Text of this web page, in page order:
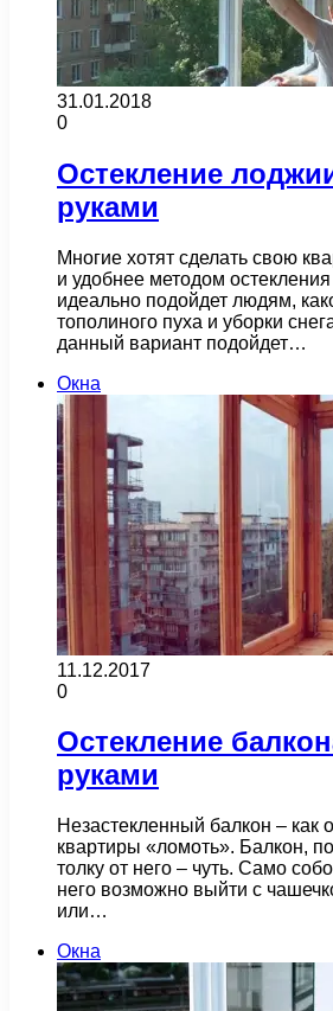
31.01.2018
0
Остекление
руками
Многие хотят сделать свою
и удобнее методом
идеально подойдет людям,
тополиного пуха и уборки
данный вариант подойдет…
Окна
11.12.2017
0
Остекление
руками
Незастекленный балкон – как
квартиры «ломоть». Балкон,
толку от него – чуть. Само
него возможно выйти с
или…
Окна